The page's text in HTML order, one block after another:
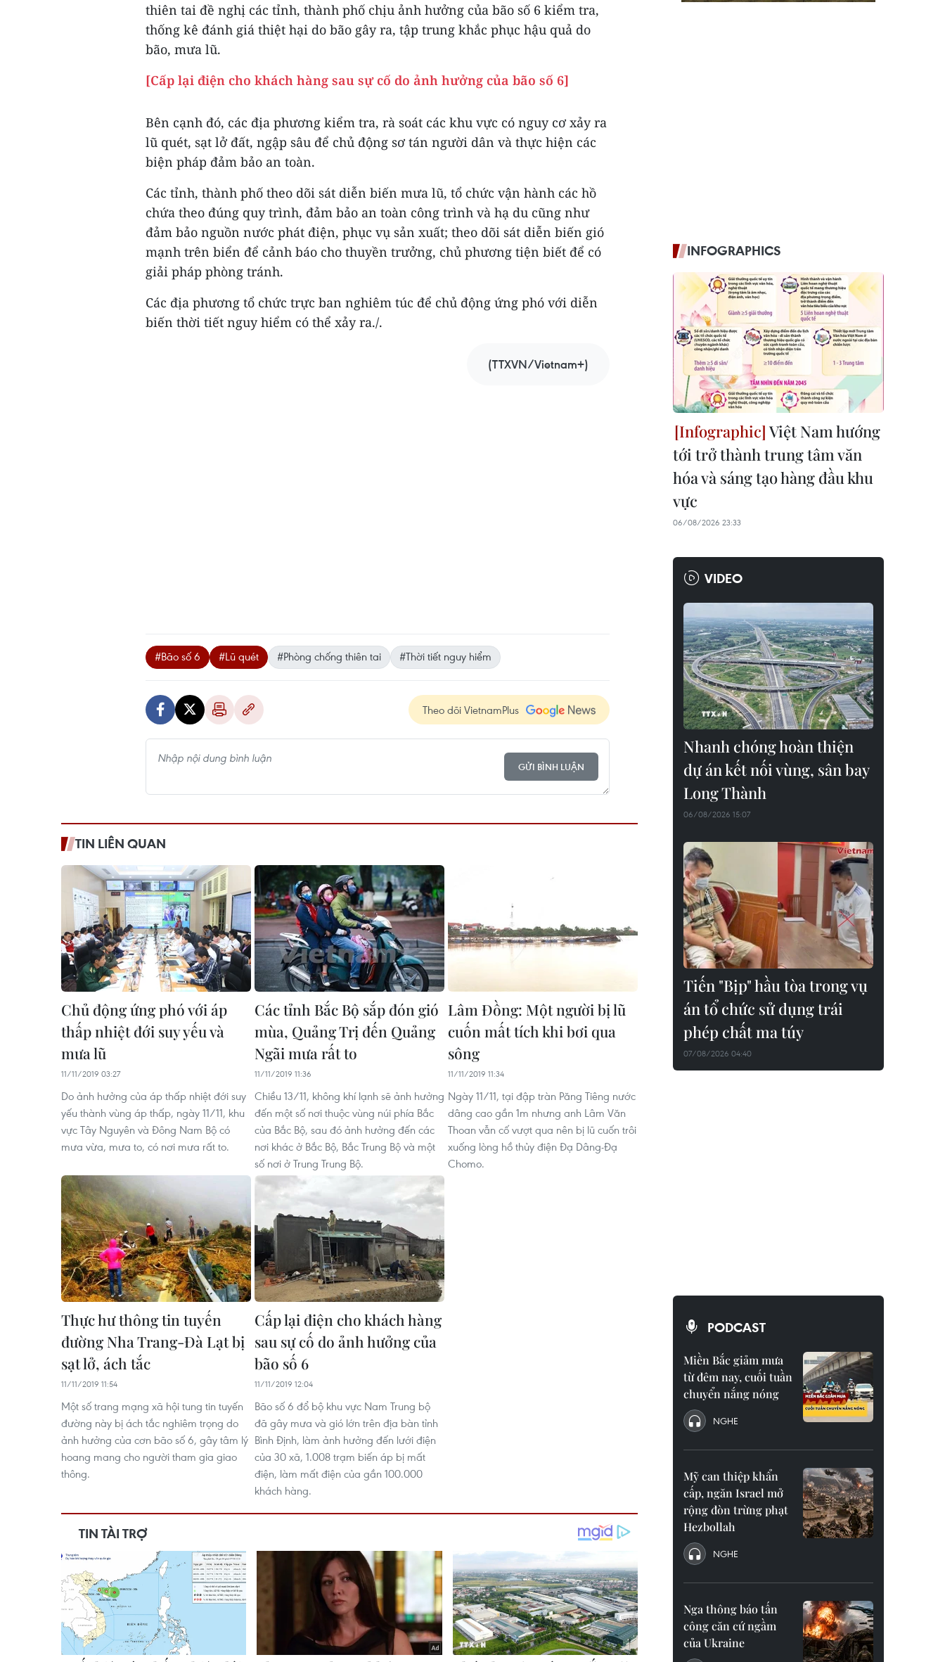
thiên tai đề nghị các tỉnh, thành phố chịu ảnh hưởng của bão số 6 kiểm tra,
thống kê đánh giá thiệt hại do bão gây ra, tập trung khắc phục hậu quả do
bão, mưa lũ.
[Cấp lại điện cho khách hàng sau sự cố do ảnh hưởng của bão số 6]
Bên cạnh đó, các địa phương kiểm tra, rà soát các khu vực có nguy cơ xảy ra
lũ quét, sạt lở đất, ngập sâu để chủ động sơ tán người dân và thực hiện các
biện pháp đảm bảo an toàn.
Các tỉnh, thành phố theo dõi sát diễn biến mưa lũ, tổ chức vận hành các hồ
chứa theo đúng quy trình, đảm bảo an toàn công trình và hạ du cũng như
đảm bảo nguồn nước phát điện, phục vụ sản xuất; theo dõi sát diễn biến gió
mạnh trên biển để cảnh báo cho thuyền trưởng, chủ phương tiện biết để có
giải pháp phòng tránh.
Các địa phương tổ chức trực ban nghiêm túc để chủ động ứng phó với diễn
biến thời tiết nguy hiểm có thể xảy ra./.
(TTXVN/Vietnam+)
#Bão số 6 #Lũ quét #Phòng chống thiên tai #Thời tiết nguy hiểm
Theo dõi VietnamPlus
GỬI BÌNH LUẬN
TIN LIÊN QUAN
Chủ động ứng phó với áp
thấp nhiệt đới suy yếu và
mưa lũ
11/11/2019 03:27
Do ảnh hưởng của áp thấp nhiệt đới suy
yếu thành vùng áp thấp, ngày 11/11, khu
vực Tây Nguyên và Đông Nam Bộ có
mưa vừa, mưa to, có nơi mưa rất to.
Các tỉnh Bắc Bộ sắp đón gió
mùa, Quảng Trị đến Quảng
Ngãi mưa rất to
11/11/2019 11:36
Chiều 13/11, không khí lạnh sẽ ảnh hưởng
đến một số nơi thuộc vùng núi phía Bắc
của Bắc Bộ, sau đó ảnh hưởng đến các
nơi khác ở Bắc Bộ, Bắc Trung Bộ và một
số nơi ở Trung Trung Bộ.
Lâm Đồng: Một người bị lũ
cuốn mất tích khi bơi qua
sông
11/11/2019 11:34
Ngày 11/11, tại đập tràn Păng Tiêng nước
dâng cao gần 1m nhưng anh Lâm Văn
Thoan vẫn cố vượt qua nên bị lũ cuốn trôi
xuống lòng hồ thủy điện Đạ Dâng-Đạ
Chomo.
Thực hư thông tin tuyến
đường Nha Trang-Đà Lạt bị
sạt lở, ách tắc
11/11/2019 11:54
Một số trang mạng xã hội tung tin tuyến
đường này bị ách tắc nghiêm trọng do
ảnh hưởng của cơn bão số 6, gây tâm lý
hoang mang cho người tham gia giao
thông.
Cấp lại điện cho khách hàng
sau sự cố do ảnh hưởng của
bão số 6
11/11/2019 12:04
Bão số 6 đổ bộ khu vực Nam Trung bộ
đã gây mưa và gió lớn trên địa bàn tỉnh
Bình Định, làm ảnh hưởng đến lưới điện
của 30 xã, 1.008 trạm biến áp bị mất
điện, làm mất điện của gần 100.000
khách hàng.
INFOGRAPHICS
Việt Nam hướng
tới trở thành trung tâm văn
hóa và sáng tạo hàng đầu khu
vực
06/08/2026 23:33
VIDEO
Nhanh chóng hoàn thiện
dự án kết nối vùng, sân bay
Long Thành
06/08/2026 15:07
Tiến "Bịp" hầu tòa trong vụ
án tổ chức sử dụng trái
phép chất ma túy
07/08/2026 04:40
PODCAST
Miền Bắc giảm mưa
từ đêm nay, cuối tuần
chuyển nắng nóng
NGHE
Mỹ can thiệp khẩn
cấp, ngăn Israel mở
rộng đòn trừng phạt
Hezbollah
NGHE
Nga thông báo tấn
công căn cứ ngầm
của Ukraine